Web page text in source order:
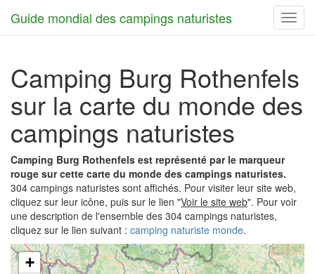
Guide mondial des campings naturistes
Camping Burg Rothenfels
sur la carte du monde des
campings naturistes
Camping Burg Rothenfels est représenté par le marqueur
rouge sur cette carte du monde des campings naturistes.
304 campings naturistes sont affichés. Pour visiter leur site web,
cliquez sur leur icône, puis sur le lien "Voir le site web". Pour voir
une description de l'ensemble des 304 campings naturistes,
cliquez sur le lien suivant : camping naturiste monde.
+